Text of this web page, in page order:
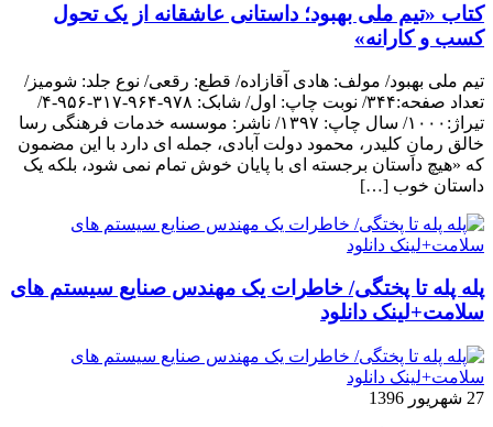
کتاب «تیم ملی بهبود؛ داستانی عاشقانه از یک تحول
کسب و کارانه»
تیم ملی بهبود/ مولف: هادی آقازاده/ قطع: رقعی/ نوع جلد: شومیز/
تعداد صفحه:۳۴۴/ نوبت چاپ: اول/ شابک: ۹۷۸-۹۶۴-۳۱۷-۹۵۶-۴/
تیراژ:۱۰۰۰/ سال چاپ: ۱۳۹۷/ ناشر: موسسه خدمات فرهنگی رسا
خالق رمانِ کلیدر، محمود دولت آبادی، جمله ای دارد با این مضمون
که «هیچ داستان برجسته ای با پایان خوش تمام نمی شود، بلکه یک
داستان خوب […]
پله پله تا پختگی/ خاطرات یک مهندس صنایع سیستم های
سلامت+لینک دانلود
27 شهریور 1396